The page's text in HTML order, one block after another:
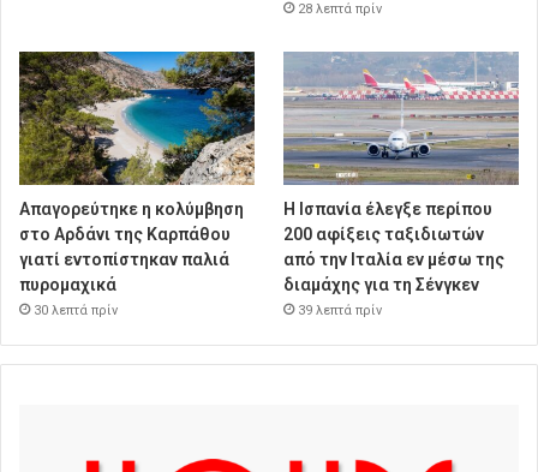
28 λεπτά πρίν
Απαγορεύτηκε η κολύμβηση
στο Αρδάνι της Καρπάθου
γιατί εντοπίστηκαν παλιά
πυρομαχικά
30 λεπτά πρίν
Η Ισπανία έλεγξε περίπου
200 αφίξεις ταξιδιωτών
από την Ιταλία εν μέσω της
διαμάχης για τη Σένγκεν
39 λεπτά πρίν